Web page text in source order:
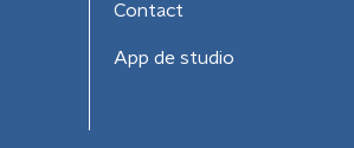
Contact
App de studio